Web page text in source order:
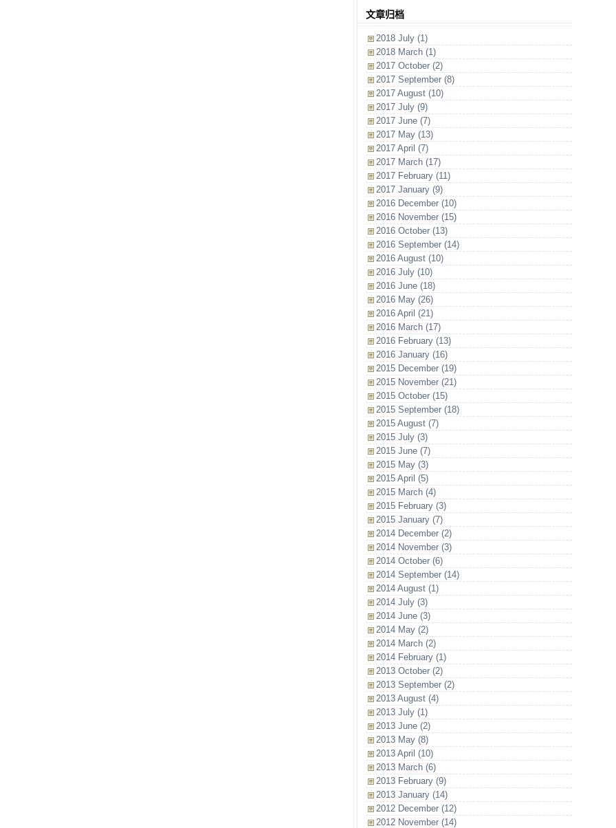
文章归档
2018 July (1)
2018 March (1)
2017 October (2)
2017 September (8)
2017 August (10)
2017 July (9)
2017 June (7)
2017 May (13)
2017 April (7)
2017 March (17)
2017 February (11)
2017 January (9)
2016 December (10)
2016 November (15)
2016 October (13)
2016 September (14)
2016 August (10)
2016 July (10)
2016 June (18)
2016 May (26)
2016 April (21)
2016 March (17)
2016 February (13)
2016 January (16)
2015 December (19)
2015 November (21)
2015 October (15)
2015 September (18)
2015 August (7)
2015 July (3)
2015 June (7)
2015 May (3)
2015 April (5)
2015 March (4)
2015 February (3)
2015 January (7)
2014 December (2)
2014 November (3)
2014 October (6)
2014 September (14)
2014 August (1)
2014 July (3)
2014 June (3)
2014 May (2)
2014 March (2)
2014 February (1)
2013 October (2)
2013 September (2)
2013 August (4)
2013 July (1)
2013 June (2)
2013 May (8)
2013 April (10)
2013 March (6)
2013 February (9)
2013 January (14)
2012 December (12)
2012 November (14)